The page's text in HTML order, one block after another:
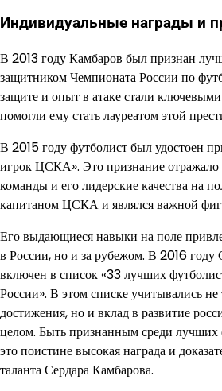
Индивидуальные награды и
В 2013 году Камбаров был признан
защитником Чемпионата России по
защите и опыт в атаке стали
помогли ему стать лауреатом этой
В 2015 году футболист был удостоен
игрок ЦСКА». Это признание отражало
команды и его лидерские качества на
капитаном ЦСКА и являлся важной
Его выдающиеся навыки на поле
в России, но и за рубежом. В 2016
включен в список «33 лучших
России». В этом списке учитывались
достижения, но и вклад в развитие
целом. Быть признанным среди
это поистине высокая награда и
таланта Сердара Камбарова.